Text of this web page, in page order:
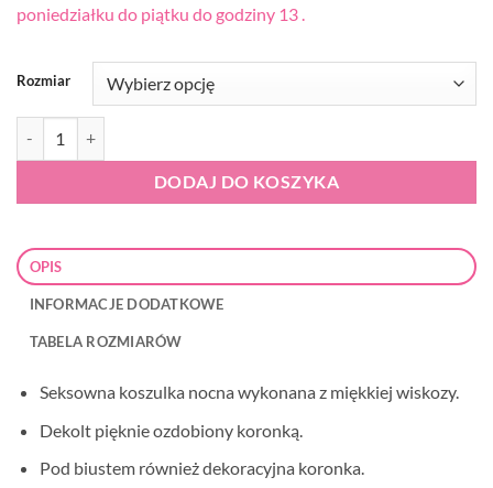
poniedziałku do piątku do godziny 13 .
Rozmiar
DODAJ DO KOSZYKA
OPIS
INFORMACJE DODATKOWE
TABELA ROZMIARÓW
Seksowna koszulka nocna wykonana z miękkiej wiskozy.
Dekolt pięknie ozdobiony koronką.
Pod biustem również dekoracyjna koronka.